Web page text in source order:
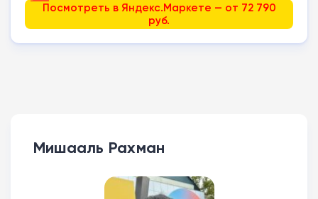
Посмотреть в Яндекс.Маркете — от 72 790
руб.
Мишааль Рахман